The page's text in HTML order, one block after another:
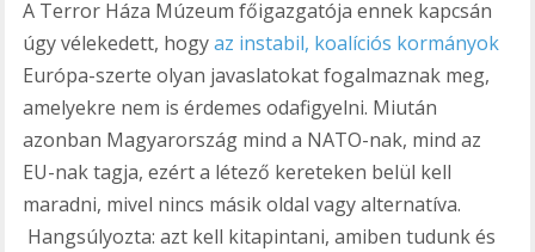
A Terror Háza Múzeum főigazgatója ennek kapcsán
úgy vélekedett, hogyaz instabil, koalíciós kormányok
Európa-szerte olyan javaslatokat fogalmaznak meg,
amelyekre nem is érdemes odafigyelni. Miután
azonban Magyarország mind a NATO-nak, mind az
EU-nak tagja, ezért a létező kereteken belül kell
maradni, mivel nincs másik oldal vagy alternatíva.
Hangsúlyozta: azt kell kitapintani, amiben tudunk és